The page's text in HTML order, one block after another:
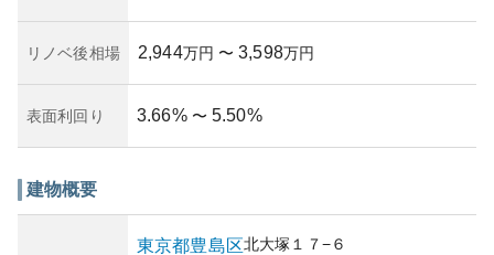
も考慮する必要があります。
リノベ後相場 2,944万円 〜 3,598万円
表面利回り 3.66% 〜 5.50%
建物概要
東京都豊島区北大塚 １７−６